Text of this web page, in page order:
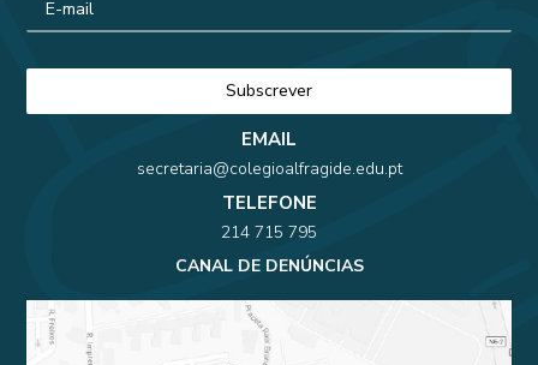
EMAIL
secretaria@colegioalfragide.edu.pt
TELEFONE
214 715 795
CANAL DE DENÚNCIAS